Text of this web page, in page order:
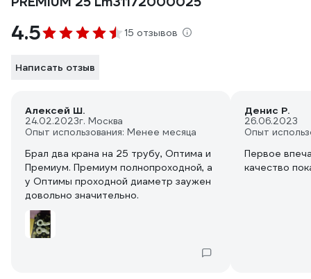
4.5 15 отзывов
Написать отзыв
Алексей Ш.
24.02.2023г. Москва
Опыт использования: Менее месяца
Брал два крана на 25 трубу, Оптима и
Премиум. Премиум полнопроходной, а
у Оптимы проходной диаметр заужен
довольно значительно.
Денис Р.
26.06.2023
Опыт
Первое
качество